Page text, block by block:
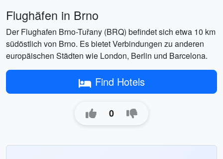
Flughäfen in Brno
Der Flughafen Brno-Tuřany (BRQ) befindet sich etwa 10 km
südöstlich von Brno. Es bietet Verbindungen zu anderen
europäischen Städten wie London, Berlin und Barcelona.
Find Hotels
0